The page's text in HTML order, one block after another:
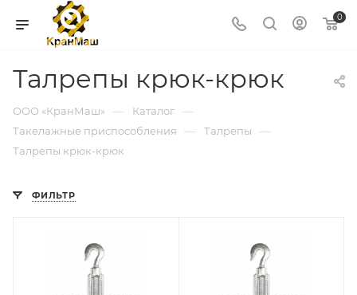
0
Талрепы крюк-крюк
ООО «КранМаш» — Каталог —
Такелажные приспособления — Талрепы —
Талрепы крюк-крюк
ФИЛЬТР